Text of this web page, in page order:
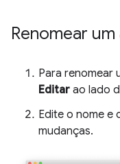
Renomear
Para renomear
Editar ao lado
Edite o nome e
mudanças.